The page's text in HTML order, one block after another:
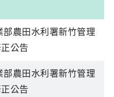
農田水利署新竹管理
公告
農田水利署新竹管理
公告